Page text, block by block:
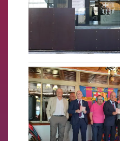
FCB Barcelona badge